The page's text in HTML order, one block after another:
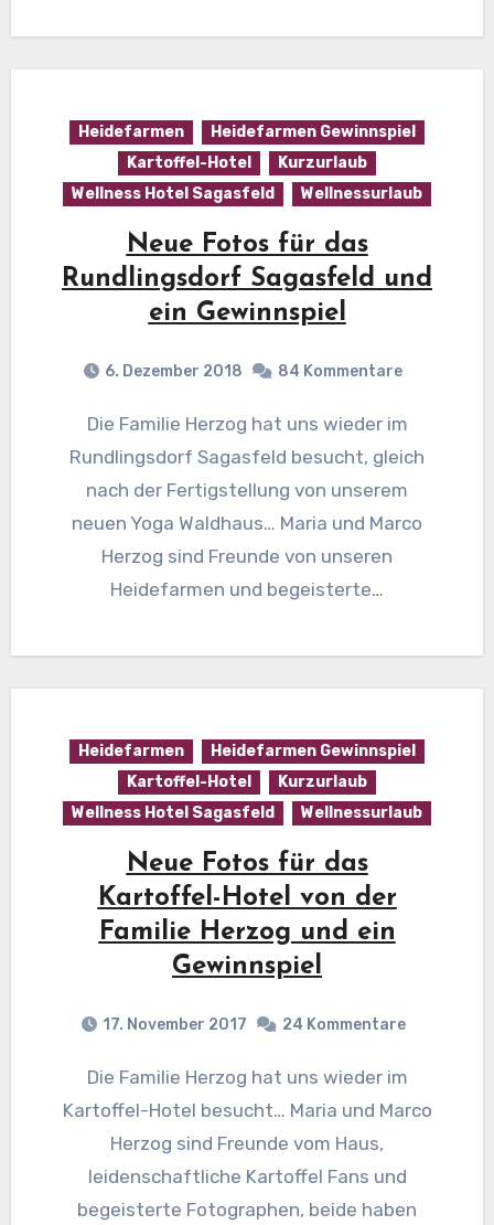
Heidefarmen
Heidefarmen Gewinnspiel
Kartoffel-Hotel
Kurzurlaub
Wellness Hotel Sagasfeld
Wellnessurlaub
Neue Fotos für das
Rundlingsdorf Sagasfeld und
ein Gewinnspiel
6. Dezember 2018 84 Kommentare
Die Familie Herzog hat uns wieder im
Rundlingsdorf Sagasfeld besucht, gleich
nach der Fertigstellung von unserem
neuen Yoga Waldhaus… Maria und Marco
Herzog sind Freunde von unseren
Heidefarmen und begeisterte…
Heidefarmen
Heidefarmen Gewinnspiel
Kartoffel-Hotel
Kurzurlaub
Wellness Hotel Sagasfeld
Wellnessurlaub
Neue Fotos für das
Kartoffel-Hotel von der
Familie Herzog und ein
Gewinnspiel
17. November 2017 24 Kommentare
Die Familie Herzog hat uns wieder im
Kartoffel-Hotel besucht… Maria und Marco
Herzog sind Freunde vom Haus,
leidenschaftliche Kartoffel Fans und
begeisterte Fotographen, beide haben